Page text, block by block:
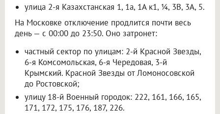
улица 2-я Казахстанская 1, 1а, 1А к1, ¼, 3В, 3А, 5.
На Московке отключение продлится почти весь
день — с 00:00 до 23:50. Оно затронет:
частный сектор по улицам: 2-й Красной Звезды,
6-я Комсомольская, 6-я Чередовая, 3-й
Крымский. Красной Звезды от Ломоносовской
до Ростовской;
улицу 18-й Военный городок: 222, 161, 166, 165,
171, 172, 175, 176, 187, 226.